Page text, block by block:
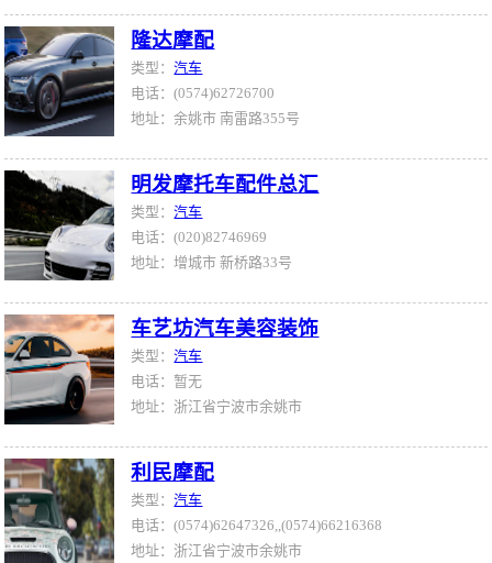
隆达摩配
类型：汽车
电话：(0574)62726700
地址：余姚市 南雷路355号
明发摩托车配件总汇
类型：汽车
电话：(020)82746969
地址：增城市 新桥路33号
车艺坊汽车美容装饰
类型：汽车
电话：暂无
地址：浙江省宁波市余姚市
利民摩配
类型：汽车
电话：(0574)62647326,,(0574)66216368
地址：浙江省宁波市余姚市